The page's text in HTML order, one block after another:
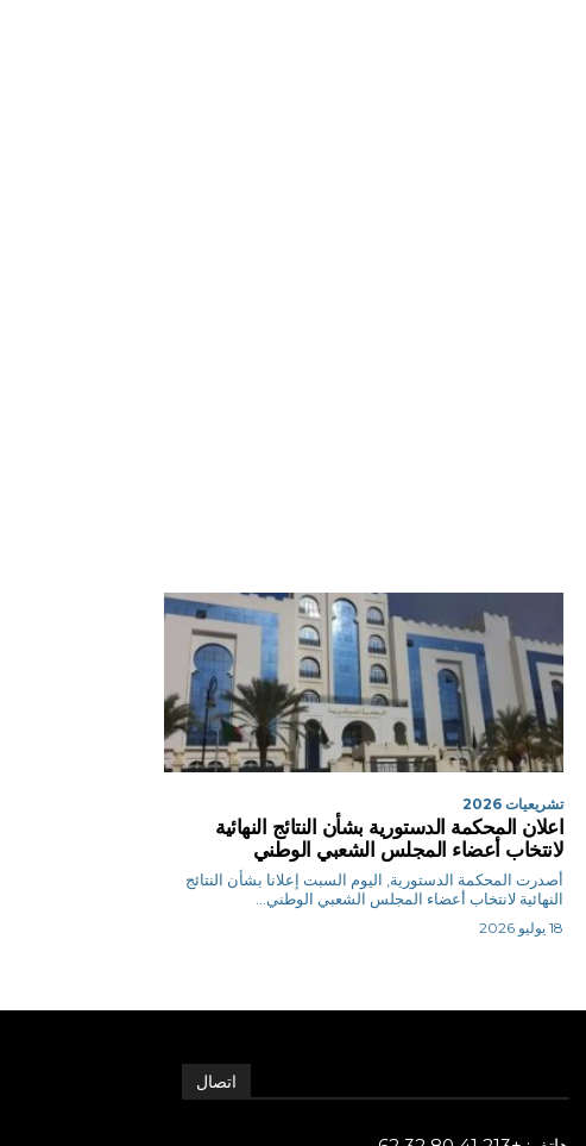
تشريعيات 2026
اعلان المحكمة الدستورية بشأن النتائج النهائية
لانتخاب أعضاء المجلس الشعبي الوطني
أصدرت المحكمة الدستورية, اليوم السبت إعلانا بشأن النتائج
النهائية لانتخاب أعضاء المجلس الشعبي الوطني...
18 يوليو 2026
اتصال